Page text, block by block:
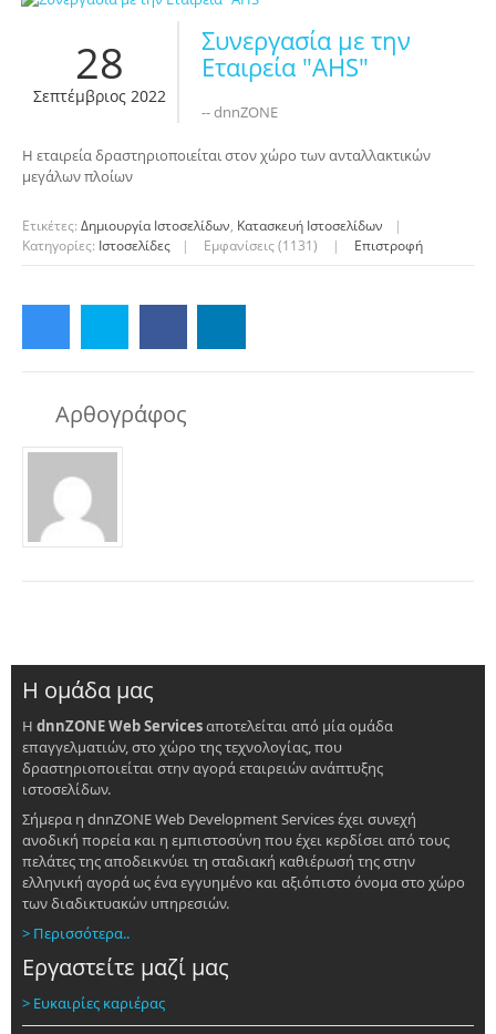
28
Σεπτέμβριος 2022
Συνεργασία με την
Εταιρεία "AHS"
-- dnnZONE
Η εταιρεία δραστηριοποιείται στον χώρο των ανταλλακτικών
μεγάλων πλοίων
Ετικέτες: Δημιουργία Ιστοσελίδων, Κατασκευή Ιστοσελίδων
|
Κατηγορίες: Ιστοσελίδες | Εμφανίσεις (1131) | Επιστροφή
Αρθογράφος
Η ομάδα μας
Η dnnZONE Web Servicesαποτελείται από μία ομάδα
επαγγελματιών, στο χώρο της τεχνολογίας, που
δραστηριοποιείται στην αγορά εταιρειών ανάπτυξης
ιστοσελίδων.
Σήμερα η dnnZONE Web Development Services έχει συνεχή
ανοδική πορεία και η εμπιστοσύνη που έχει κερδίσει από τους
πελάτες της αποδεικνύει τη σταδιακή καθιέρωσή της στην
ελληνική αγορά ως ένα εγγυημένο και αξιόπιστο όνομα στο χώρο
των διαδικτυακών υπηρεσιών.
> Περισσότερα..
Εργαστείτε μαζί μας
> Ευκαιρίες καριέρας